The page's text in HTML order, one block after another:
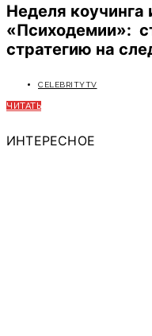
Неделя коучинга
«Психодемии»:
стратегию на
CELEBRITYTV
ЧИТАТЬ
ИНТЕРЕСНОЕ